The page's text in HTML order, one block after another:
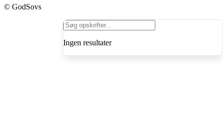
Ingen resultater
© GodSovs